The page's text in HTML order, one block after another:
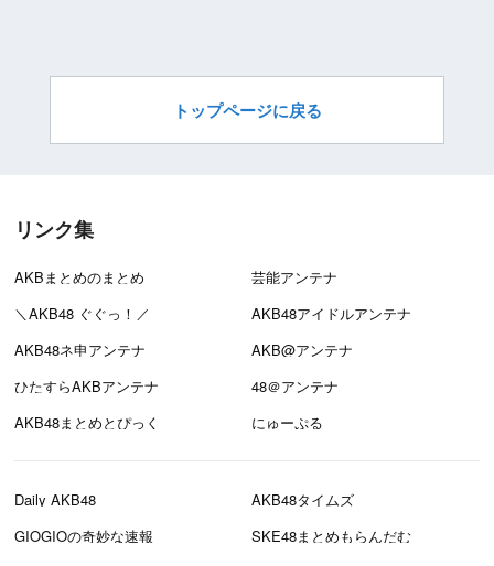
トップページに戻る
リンク集
AKBまとめのまとめ
芸能アンテナ
＼AKB48 ぐぐっ！／
AKB48アイドルアンテナ
AKB48ネ申アンテナ
AKB@アンテナ
ひたすらAKBアンテナ
48＠アンテナ
AKB48まとめとぴっく
にゅーぷる
Daily AKB48
AKB48タイムズ
GIOGIOの奇妙な速報
SKE48まとめもらんだむ